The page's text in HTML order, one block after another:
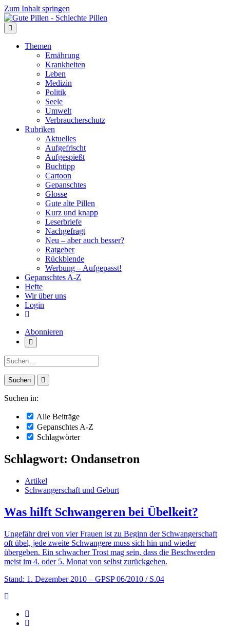
Zum Inhalt springen
Themen
Ernährung
Krankheiten
Leben
Medizin
Politik
Seele
Umwelt
Verbraucherschutz
Rubriken
Aktuelles
Aufgefrischt
Aufgespießt
Buchtipp
Cartoon
Gepanschtes
Glosse
Gute alte Pillen
Kurz und knapp
Leserbriefe
Nachgefragt
Neu – aber auch besser?
Ratgeber
Rückblende
Werbung – Aufgepasst!
Gepanschtes A-Z
Hefte
Wir über uns
Login
Abonnieren
Suche:
Suchen in:
Alle Beiträge
Gepanschtes A-Z
Schlagwörter
Schlagwort: Ondansetron
Artikel
Schwangerschaft und Geburt
Was hilft Schwangeren bei Übelkeit?
Ungefähr drei von vier Frauen ist zu Beginn der Schwangerschaft
oft übel, jede zweite Schwangere muss sich hin und wieder
übergeben. Ein schwacher Trost mag sein, dass die Beschwerden
meist im 4. oder 5. Monat von selbst zurückgehen.
Stand: 1. Dezember 2010 – GPSP 06/2010 / S.04